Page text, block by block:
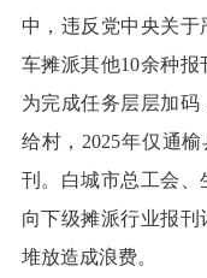
中，违反党中央关
车摊派其他10余种
为完成任务层层加
给村，2025年仅通
刊。白城市总工会
向下级摊派行业报
堆放造成浪费。